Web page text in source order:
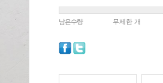
남은수량 무제한 개